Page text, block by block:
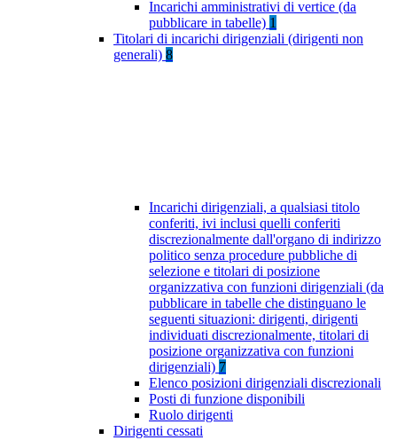
Incarichi amministrativi di vertice (da
pubblicare in tabelle) 1
Titolari di incarichi dirigenziali (dirigenti non
generali) 8
Incarichi dirigenziali, a qualsiasi titolo
conferiti, ivi inclusi quelli conferiti
discrezionalmente dall'organo di indirizzo
politico senza procedure pubbliche di
selezione e titolari di posizione
organizzativa con funzioni dirigenziali (da
pubblicare in tabelle che distinguano le
seguenti situazioni: dirigenti, dirigenti
individuati discrezionalmente, titolari di
posizione organizzativa con funzioni
dirigenziali) 7
Elenco posizioni dirigenziali discrezionali
Posti di funzione disponibili
Ruolo dirigenti
Dirigenti cessati